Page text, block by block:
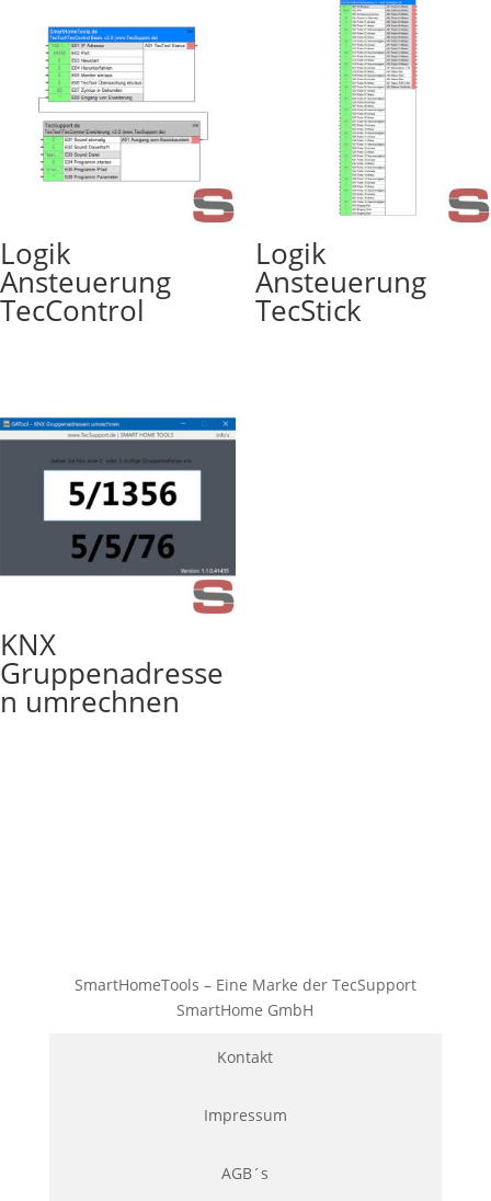
Logik
Ansteuerung
TecControl
Logik
Ansteuerung
TecStick
KNX
Gruppenadresse
n umrechnen
SmartHomeTools – Eine Marke der TecSupport
SmartHome GmbH
Kontakt
Impressum
AGB´s